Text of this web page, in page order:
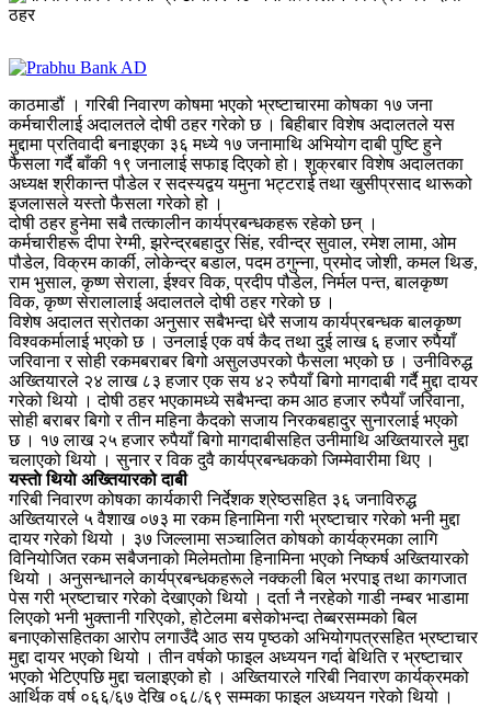
काठमाडौं । गरिबी निवारण कोषमा भएको भ्रष्टाचारमा कोषका १७ जना
कर्मचारीलाई अदालतले दोषी ठहर गरेको छ । बिहीबार विशेष अदालतले यस
मुद्दामा प्रतिवादी बनाइएका ३६ मध्ये १७ जनामाथि अभियोग दाबी पुष्टि हुने
फैसला गर्दै बाँकी १९ जनालाई सफाइ दिएको हाे। शुक्रबार विशेष अदालतका
अध्यक्ष श्रीकान्त पौडेल र सदस्यद्वय यमुना भट्टराई तथा खुसीप्रसाद थारूको
इजलासले यस्तो फैसला गरेको हो ।
दोषी ठहर हुनेमा सबै तत्कालीन कार्यप्रबन्धकहरू रहेको छन् ।
कर्मचारीहरू दीपा रेग्मी, झरेन्द्रबहादुर सिंह, रवीन्द्र सुवाल, रमेश लामा, ओम
पौडेल, विक्रम कार्की, लोकेन्द्र बडाल, पदम ठगुन्ना, प्रमोद जोशी, कमल थिङ,
राम भुसाल, कृष्ण सेराला, ईश्वर विक, प्रदीप पौडेल, निर्मल पन्त, बालकृष्ण
विक, कृष्ण सेरालालाई अदालतले दोषी ठहर गरेको छ ।
विशेष अदालत स्राेतका अनुसार सबैभन्दा धेरै सजाय कार्यप्रबन्धक बालकृष्ण
विश्वकर्मालाई भएको छ । उनलाई एक वर्ष कैद तथा दुई लाख ६ हजार रुपैयाँ
जरिवाना र सोही रकमबराबर बिगो असुलउपरको फैसला भएको छ । उनीविरुद्ध
अख्तियारले २४ लाख ८३ हजार एक सय ४२ रुपैयाँ बिगो मागदाबी गर्दै मुद्दा दायर
गरेको थियो । दोषी ठहर भएकामध्ये सबैभन्दा कम आठ हजार रुपैयाँ जरिवाना,
सोही बराबर बिगो र तीन महिना कैदको सजाय निरकबहादुर सुनारलाई भएको
छ । १७ लाख २५ हजार रुपैयाँ बिगो मागदाबीसहित उनीमाथि अख्तियारले मुद्दा
चलाएको थियो । सुनार र विक दुवै कार्यप्रबन्धकको जिम्मेवारीमा थिए ।
यस्ताे थियाे अख्तियारको दाबी
गरिबी निवारण कोषका कार्यकारी निर्देशक श्रेष्ठसहित ३६ जनाविरुद्ध
अख्तियारले ५ वैशाख ०७३ मा रकम हिनामिना गरी भ्रष्टाचार गरेको भनी मुद्दा
दायर गरेको थियो । ३७ जिल्लामा सञ्चालित कोषको कार्यक्रमका लागि
विनियोजित रकम सबैजनाको मिलेमतोमा हिनामिना भएको निष्कर्ष अख्तियारको
थियो । अनुसन्धानले कार्यप्रबन्धकहरूले नक्कली बिल भरपाइ तथा कागजात
पेस गरी भ्रष्टाचार गरेको देखाएको थियो । दर्ता नै नरहेको गाडी नम्बर भाडामा
लिएको भनी भुक्तानी गरिएको, होटेलमा बसेकोभन्दा तेब्बरसम्मको बिल
बनाएकोसहितका आरोप लगाउँदै आठ सय पृष्ठको अभियोगपत्रसहित भ्रष्टाचार
मुद्दा दायर भएको थियो । तीन वर्षको फाइल अध्ययन गर्दा बेथिति र भ्रष्टाचार
भएको भेटिएपछि मुद्दा चलाइएको हो । अख्तियारले गरिबी निवारण कार्यक्रमको
आर्थिक वर्ष ०६६/६७ देखि ०६८/६९ सम्मका फाइल अध्ययन गरेको थियो ।